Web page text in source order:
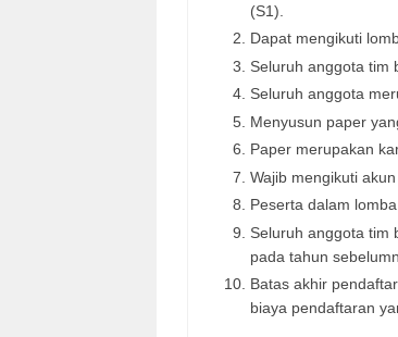
(S1).
Dapat mengikuti
Seluruh anggota tim
Seluruh anggota
Menyusun paper
Paper merupakan
Wajib mengikuti
Peserta dalam
Seluruh anggota tim
pada tahun
Batas akhir
biaya pendaftaran